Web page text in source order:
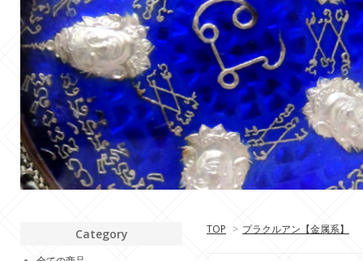
TOP > プラクルアン【金属系】
Category